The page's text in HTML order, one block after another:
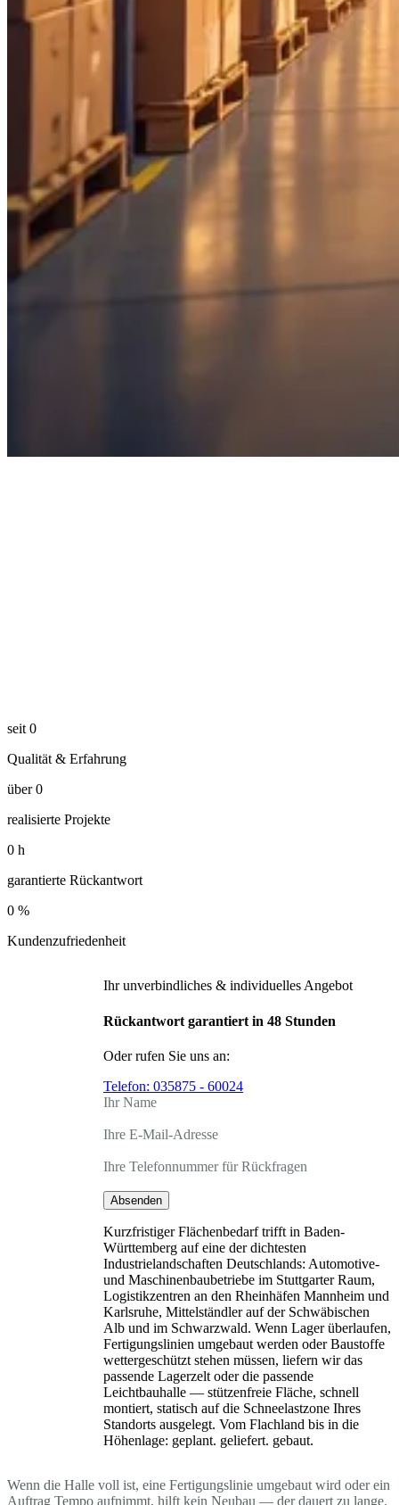
seit 0
Qualität & Erfahrung
über 0
realisierte Projekte
0 h
garantierte Rückantwort
0 %
Kundenzufriedenheit
Ihr unverbindliches & individuelles Angebot
Rückantwort garantiert in 48 Stunden
Oder rufen Sie uns an:
Telefon: 035875 - 60024
Ihr Name
Ihre E-Mail-Adresse
Ihre Telefonnummer für Rückfragen
Absenden
Kurzfristiger Flächenbedarf trifft in Baden-
Württemberg auf eine der dichtesten
Industrielandschaften Deutschlands: Automotive-
und Maschinenbaubetriebe im Stuttgarter Raum,
Logistikzentren an den Rheinhäfen Mannheim und
Karlsruhe, Mittelständler auf der Schwäbischen
Alb und im Schwarzwald. Wenn Lager überlaufen,
Fertigungslinien umgebaut werden oder Baustoffe
wettergeschützt stehen müssen, liefern wir das
passende Lagerzelt oder die passende
Leichtbauhalle — stützenfreie Fläche, schnell
montiert, statisch auf die Schneelastzone Ihres
Standorts ausgelegt. Vom Flachland bis in die
Höhenlage: geplant. geliefert. gebaut.
Wenn die Halle voll ist, eine Fertigungslinie umgebaut wird oder ein
Auftrag Tempo aufnimmt, hilft kein Neubau — der dauert zu lange.